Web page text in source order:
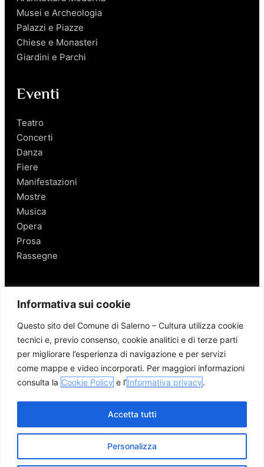
Informativa sui cookie
Questo sito del Comune di Salerno – Cultura utilizza cookie
tecnici e, previo consenso, cookie analitici e di terze parti
per migliorare l’esperienza di navigazione e per servizi
come mappe e video incorporati. Per maggiori informazioni
consulta la Cookie Policy e l’Informativa privacy.
Personalizza
Accetta tutti
Musei e Archeologia
Palazzi e Piazze
Chiese e Monasteri
Giardini e Parchi
Eventi
Teatro
Concerti
Danza
Fiere
Manifestazioni
Mostre
Musica
Opera
Prosa
Rassegne
Salerno
Personaggi
Enogastronomia
Mobilità a Salerno
Luoghi nei Dintorni
Link utili
© 2026 Comune di Salerno – Tutti i diritti riservati